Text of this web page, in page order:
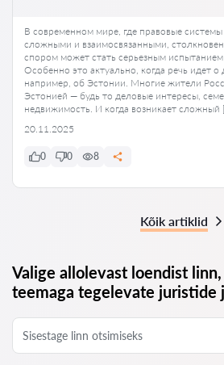
В современном мире, где правовые системы
сложными и взаимосвязанными,
спором может стать серьезным
Особенно это актуально, когда речь идет о
например, об Эстонии. Многие жители
Эстонией — будь то деловые интересы,
недвижимость. И когда возникает сложный
20.11.2025
0 0 8
Kõik artiklid
Valige allolevast loendist
teemaga tegelevate juristide